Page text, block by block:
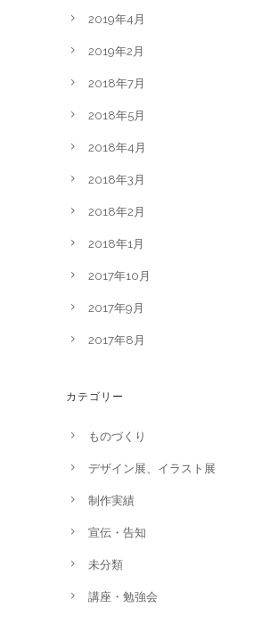
2019年4月
2019年2月
2018年7月
2018年5月
2018年4月
2018年3月
2018年2月
2018年1月
2017年10月
2017年9月
2017年8月
カテゴリー
ものづくり
デザイン展、イラスト展
制作実績
宣伝・告知
未分類
講座・勉強会